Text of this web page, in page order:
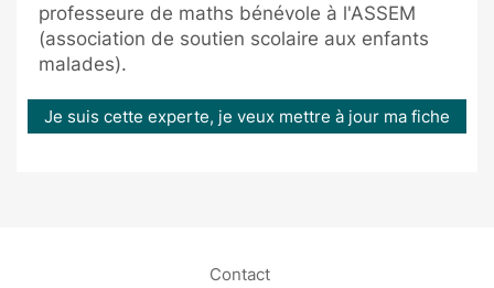
professeure de maths bénévole à l'ASSEM
(association de soutien scolaire aux enfants
malades).
Je suis cette experte, je veux mettre à jour ma fiche
Contact